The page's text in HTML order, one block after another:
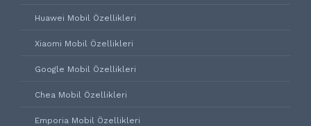
Huawei Mobil Özellikleri
Xiaomi Mobil Özellikleri
Google Mobil Özellikleri
Chea Mobil Özellikleri
Emporia Mobil Özellikleri